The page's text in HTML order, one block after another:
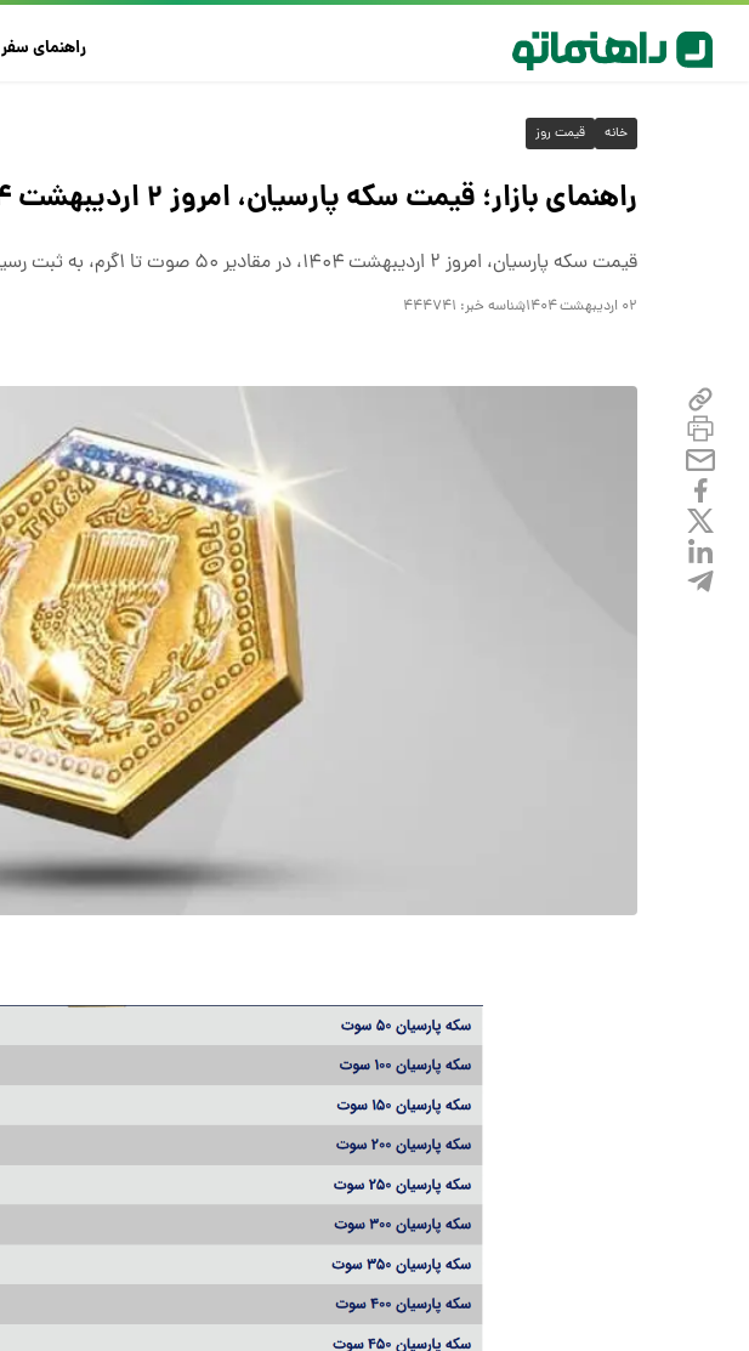
راهنمای سفر
خانه قیمت روز
راهنمای بازار؛ قیمت سکه پارسیان، امروز ۲ اردیبهشت ۱۴۰۴
قیمت سکه پارسیان، امروز ۲ اردیبهشت ۱۴۰۴، در مقادیر ۵۰ صوت تا ۱گرم، به ثبت رسید.
۰۲ اردیبهشت ۱۴۰۴ شناسه خبر: ۴۴۴۷۴۱